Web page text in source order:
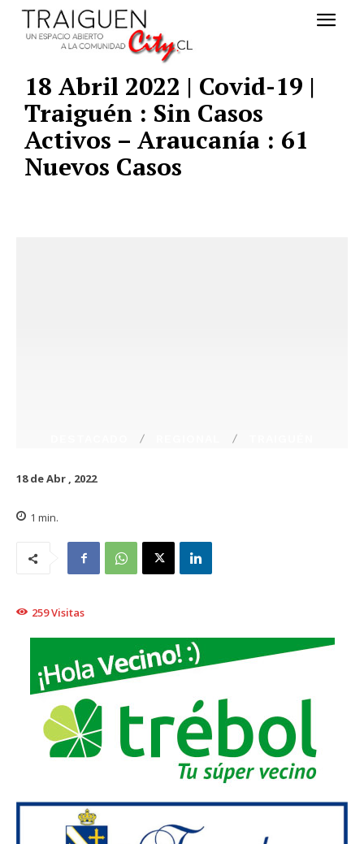
18 Abril 2022 | Covid-19 |
Traiguén : Sin Casos
Activos – Araucanía : 61
Nuevos Casos
18 de Abr , 2022
1 min.
259Visitas